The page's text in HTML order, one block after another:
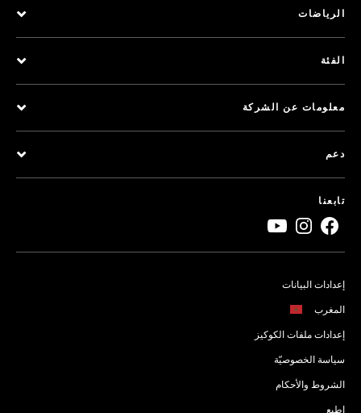
الرياضات
الفئة
معلومات عن الشركة
دعم
تابعنا
إعدادات البيانات
المغرب
إعدادات ملفات الكوكيز
سياسة الخصوصيّة
الشروط والأحكام
اطبع